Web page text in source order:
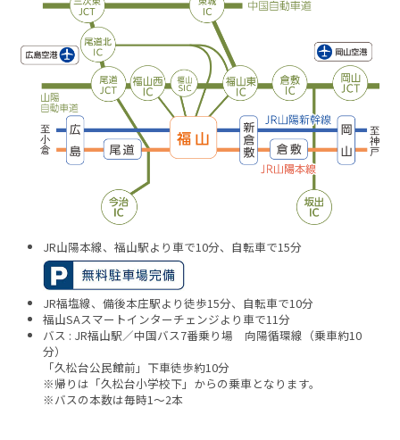
JR山陽本線、福山駅より車で10分、自転車で15分
JR福塩線、備後本庄駅より徒歩15分、自転車で10分
福山SAスマートインターチェンジより車で11分
バス : JR福山駅／中国バス7番乗り場 向陽循環線（乗車約10
分）
「久松台公民館前」下車徒歩約10分
※帰りは「久松台小学校下」からの乗車となります。
※バスの本数は毎時1～2本